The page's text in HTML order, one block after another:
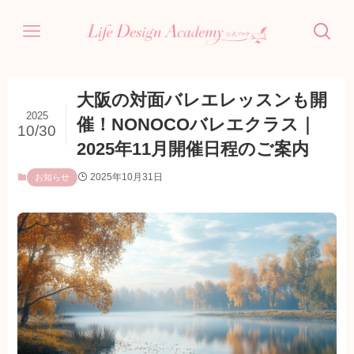
大阪の対面バレエレッスンも開
催！NONOCOバレエクラス｜
2025年11月開催日程のご案内
2025
10/30
お知らせ 2025年10月31日